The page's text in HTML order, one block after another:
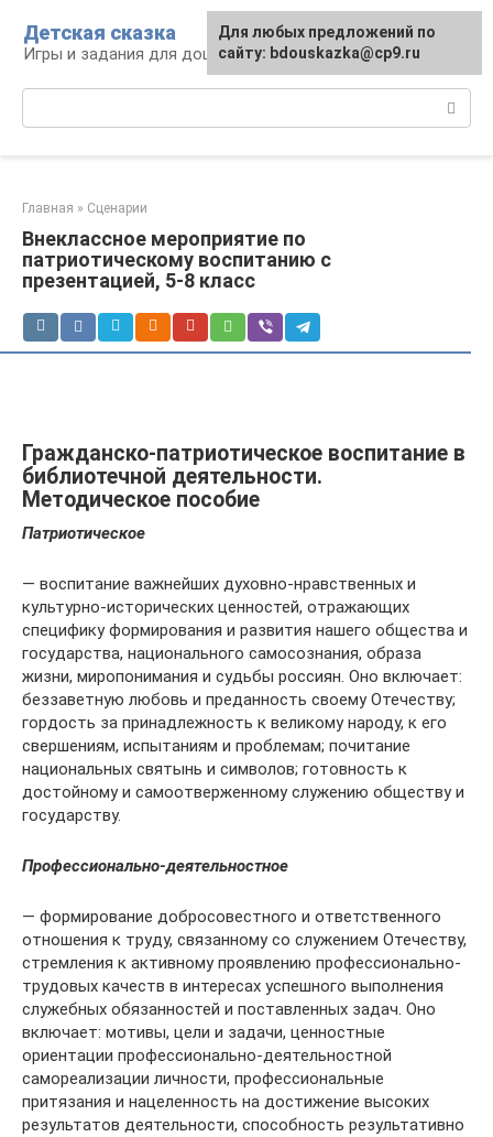
контенту
Детская сказка
Игры и задания для дошкольников
Главная » Сценарии
Внеклассное мероприятие по
патриотическому воспитанию с
презентацией, 5-8 класс
Гражданско-патриотическое воспитание в
библиотечной деятельности.
Методическое пособие
Патриотическое
— воспитание важнейших духовно-нравственных и
культурно-исторических ценностей, отражающих
специфику формирования и развития нашего общества и
государства, национального самосознания, образа
жизни, миропонимания и судьбы россиян. Оно включает:
беззаветную любовь и преданность своему Отечеству;
гордость за принадлежность к великому народу, к его
свершениям, испытаниям и проблемам; почитание
национальных святынь и символов; готовность к
достойному и самоотверженному служению обществу и
государству.
Профессионально-деятельностное
— формирование добросовестного и ответственного
отношения к труду, связанному со служением Отечеству,
стремления к активному проявлению профессионально-
трудовых качеств в интересах успешного выполнения
служебных обязанностей и поставленных задач. Оно
включает: мотивы, цели и задачи, ценностные
ориентации профессионально-деятельностной
самореализации личности, профессиональные
притязания и нацеленность на достижение высоких
результатов деятельности, способность результативно
Для любых предложений по
сайту: bdouskazka@cp9.ru